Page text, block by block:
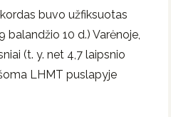
buvo užfiksuotas
balandžio 10 d.) Varėnoje,
(t. y. net 4,7 laipsnio
LHMT puslapyje